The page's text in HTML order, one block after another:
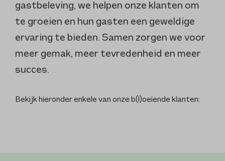
gastbeleving, we helpen onze klanten om
te groeien en hun gasten een geweldige
ervaring te bieden. Samen zorgen we voor
meer gemak, meer tevredenheid en meer
succes.
Bekijk hieronder enkele van onze b(l)oeiende klanten: